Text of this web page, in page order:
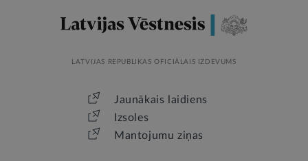
LATVIJAS REPUBLIKAS OFICIĀLAIS IZDEVUMS
Jaunākais laidiens
Izsoles
Mantojumu ziņas